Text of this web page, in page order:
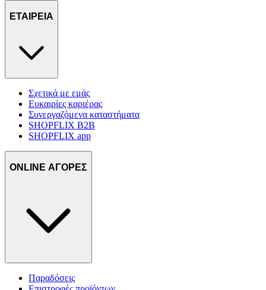
ΕΤΑΙΡΕΙΑ
Σχετικά με εμάς
Ευκαιρίες καριέρας
Συνεργαζόμενα καταστήματα
SHOPFLIX B2B
SHOPFLIX app
ONLINE ΑΓΟΡΕΣ
Παραδόσεις